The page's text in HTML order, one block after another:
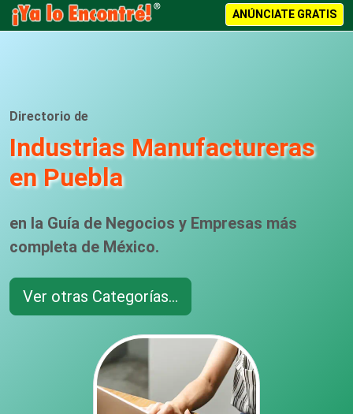
ANÚNCIATE GRATIS
Directorio de
Industrias Manufactureras
en Puebla
en la Guía de Negocios y Empresas más
completa de México.
Ver otras Categorías...